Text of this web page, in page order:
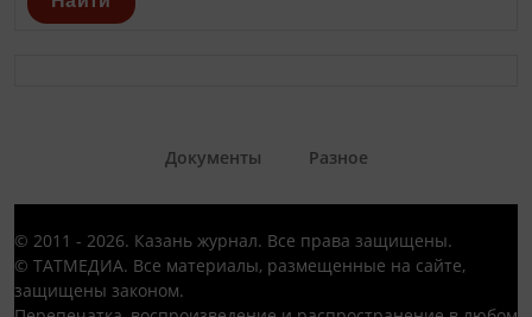
Документы Разное
© 2011 - 2026. Казань журнал. Все права защищены.
© ТАТМЕДИА. Все материалы, размещенные на сайте,
защищены законом.